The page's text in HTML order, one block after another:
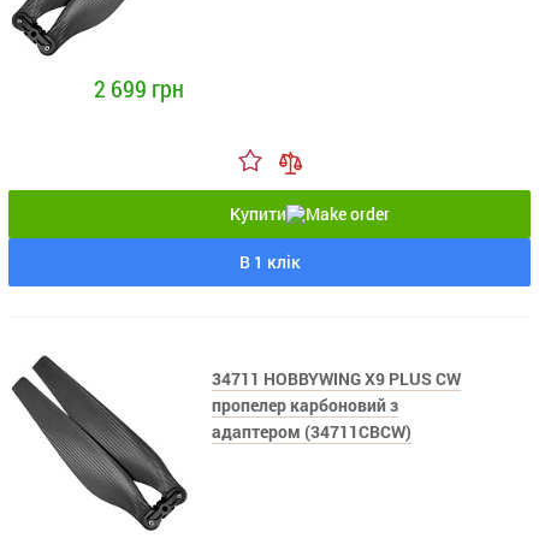
2 699 грн
Купити
В 1 клік
34711 HOBBYWING X9 PLUS CW
пропелер карбоновий з
адаптером (34711CBCW)